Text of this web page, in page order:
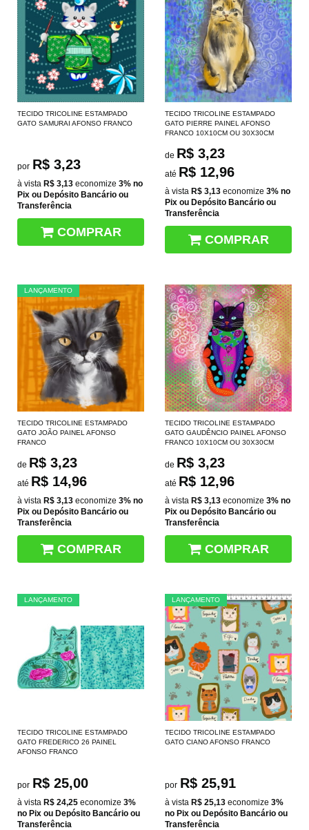
TECIDO TRICOLINE ESTAMPADO
GATO SAMURAI AFONSO FRANCO
por R$ 3,23
à vista R$ 3,13 economize 3% no
Pix ou Depósito Bancário ou
Transferência
COMPRAR
TECIDO TRICOLINE ESTAMPADO
GATO PIERRE PAINEL AFONSO
FRANCO 10X10CM OU 30X30CM
de R$ 3,23
até R$ 12,96
à vista R$ 3,13 economize 3% no
Pix ou Depósito Bancário ou
Transferência
COMPRAR
LANÇAMENTO
TECIDO TRICOLINE ESTAMPADO
GATO JOÃO PAINEL AFONSO
FRANCO
de R$ 3,23
até R$ 14,96
à vista R$ 3,13 economize 3% no
Pix ou Depósito Bancário ou
Transferência
COMPRAR
TECIDO TRICOLINE ESTAMPADO
GATO GAUDÊNCIO PAINEL AFONSO
FRANCO 10X10CM OU 30X30CM
de R$ 3,23
até R$ 12,96
à vista R$ 3,13 economize 3% no
Pix ou Depósito Bancário ou
Transferência
COMPRAR
LANÇAMENTO
TECIDO TRICOLINE ESTAMPADO
GATO FREDERICO 26 PAINEL
AFONSO FRANCO
por R$ 25,00
à vista R$ 24,25 economize 3%
no Pix ou Depósito Bancário ou
Transferência
LANÇAMENTO
TECIDO TRICOLINE ESTAMPADO
GATO CIANO AFONSO FRANCO
por R$ 25,91
à vista R$ 25,13 economize 3%
no Pix ou Depósito Bancário ou
Transferência